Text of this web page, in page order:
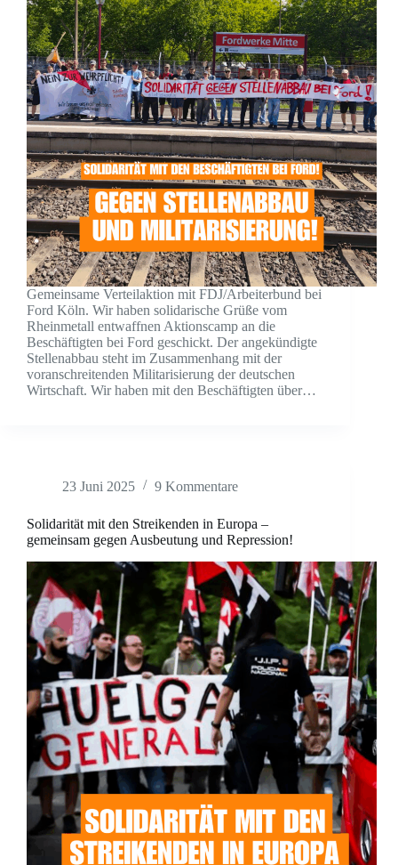
Gemeinsame Verteilaktion mit FDJ/Arbeiterbund bei
Ford Köln. Wir haben solidarische Grüße vom
Rheinmetall entwaffnen Aktionscamp an die
Beschäftigten bei Ford geschickt. Der angekündigte
Stellenabbau steht im Zusammenhang mit der
voranschreitenden Militarisierung der deutschen
Wirtschaft. Wir haben mit den Beschäftigten über…
23 Juni 2025 9 Kommentare
Solidarität mit den Streikenden in Europa –
gemeinsam gegen Ausbeutung und Repression!